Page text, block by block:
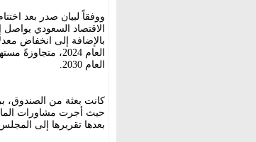
ووفقاً لبيان صدر بعد
الاقتصاد السعودي يواصل
العام 2030.
بعدها تقريرها إلى المجلس